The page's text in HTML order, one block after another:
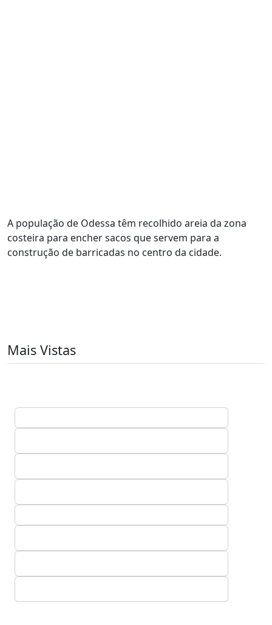
A população de Odessa têm recolhido areia da zona
costeira para encher sacos que servem para a
construção de barricadas no centro da cidade.
Mais Vistas